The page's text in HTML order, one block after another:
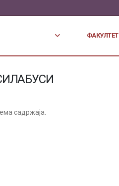
ФАКУЛТЕТ
садржаја.